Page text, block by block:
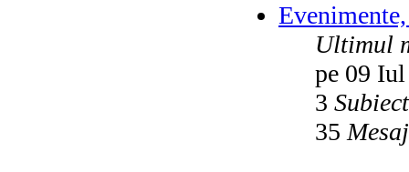
Ultimul
pe 09
3
35